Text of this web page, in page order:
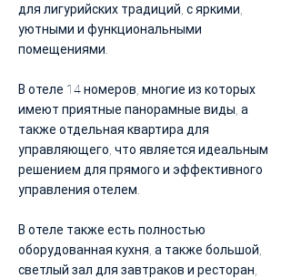
для лигурийских традиций, с яркими,
уютными и функциональными
помещениями.
В отеле 14 номеров, многие из которых
имеют приятные панорамные виды, а
также отдельная квартира для
управляющего, что является идеальным
решением для прямого и эффективного
управления отелем.
В отеле также есть полностью
оборудованная кухня, а также большой,
светлый зал для завтраков и ресторан,